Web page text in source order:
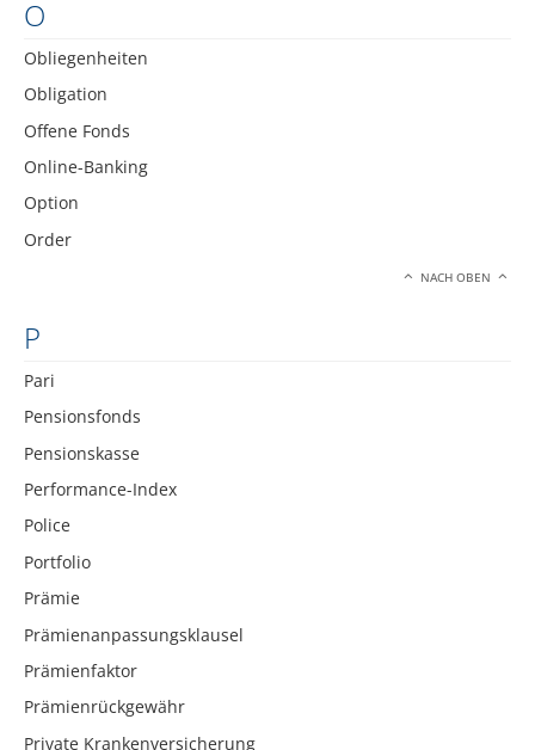
O
Obliegenheiten
Obligation
Offene Fonds
Online-Banking
Option
Order
NACH OBEN
P
Pari
Pensionsfonds
Pensionskasse
Performance-Index
Police
Portfolio
Prämie
Prämienanpassungsklausel
Prämienfaktor
Prämienrückgewähr
Private Krankenversicherung